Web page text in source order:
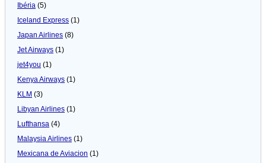
Ibéria (5)
Iceland Express (1)
Japan Airlines (8)
Jet Airways (1)
jet4you (1)
Kenya Airways (1)
KLM (3)
Libyan Airlines (1)
Lufthansa (4)
Malaysia Airlines (1)
Mexicana de Aviacion (1)